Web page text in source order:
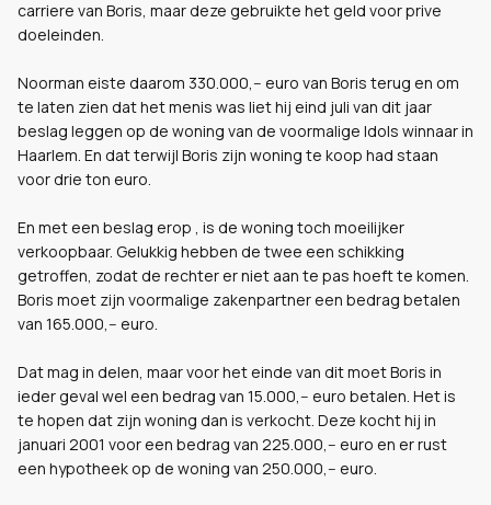
carriere van Boris, maar deze gebruikte het geld voor prive
doeleinden.
Noorman eiste daarom 330.000,-- euro van Boris terug en om
te laten zien dat het menis was liet hij eind juli van dit jaar
beslag leggen op de woning van de voormalige Idols winnaar in
Haarlem. En dat terwijl Boris zijn woning te koop had staan
voor drie ton euro.
En met een beslag erop , is de woning toch moeilijker
verkoopbaar. Gelukkig hebben de twee een schikking
getroffen, zodat de rechter er niet aan te pas hoeft te komen.
Boris moet zijn voormalige zakenpartner een bedrag betalen
van 165.000,-- euro.
Dat mag in delen, maar voor het einde van dit moet Boris in
ieder geval wel een bedrag van 15.000,-- euro betalen. Het is
te hopen dat zijn woning dan is verkocht. Deze kocht hij in
januari 2001 voor een bedrag van 225.000,-- euro en er rust
een hypotheek op de woning van 250.000,-- euro.